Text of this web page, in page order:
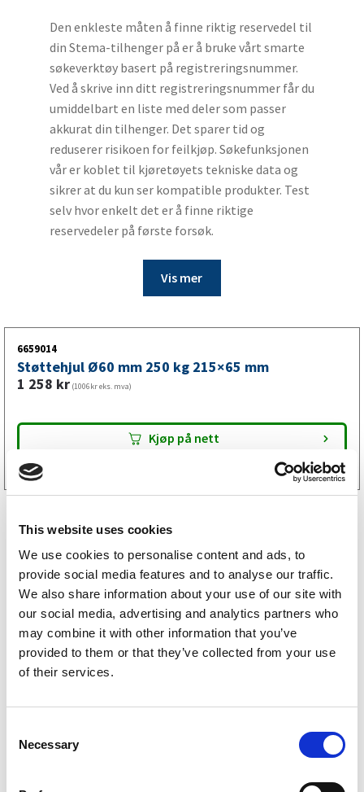
This website uses cookies
We use cookies to personalise content and ads, to
provide social media features and to analyse our traffic.
We also share information about your use of our site with
our social media, advertising and analytics partners who
may combine it with other information that you’ve
provided to them or that they’ve collected from your use
of their services.
Necessary
Den enkleste måten å finne riktig reservedel til
din Stema-tilhenger på er å bruke vårt smarte
søkeverktøy basert på registreringsnummer.
Ved å skrive inn ditt registreringsnummer får du
umiddelbart en liste med deler som passer
akkurat din tilhenger. Det sparer tid og
reduserer risikoen for feilkjøp. Søkefunksjonen
vår er koblet til kjøretøyets tekniske data og
sikrer at du kun ser kompatible produkter. Test
selv hvor enkelt det er å finne riktige
reservedeler på første forsøk.
Vis mer
6659014
Støttehjul Ø60 mm 250 kg 215×65 mm
1 258 kr (1006kr eks. mva)
Kjøp på nett
Humbaur reservedeler
Tiki reservedeler